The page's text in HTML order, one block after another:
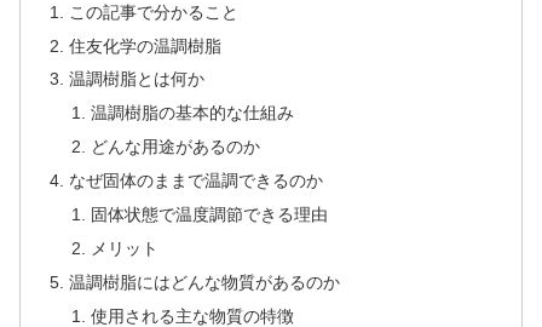
この記事で分かること
住友化学の温調樹脂
温調樹脂とは何か
温調樹脂の基本的な仕組み
どんな用途があるのか
なぜ固体のままで温調できるのか
固体状態で温度調節できる理由
メリット
温調樹脂にはどんな物質があるのか
使用される主な物質の特徴